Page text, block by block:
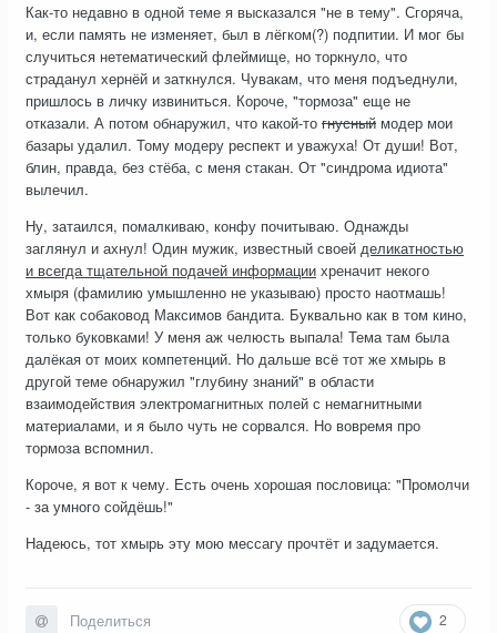
Как-то недавно в одной теме я высказался "не в тему". Сгоряча,
и, если память не изменяет, был в лёгком(?) подпитии. И мог бы
случиться нетематический флеймище, но торкнуло, что
страданул хернёй и заткнулся. Чувакам, что меня подъеднули,
пришлось в личку извиниться. Короче, "тормоза" еще не
отказали. А потом обнаружил, что какой-то гнусный модер мои
базары удалил. Тому модеру респект и уважуха! От души! Вот,
блин, правда, без стёба, с меня стакан. От "синдрома идиота"
вылечил.
Ну, затаился, помалкиваю, конфу почитываю. Однажды
заглянул и ахнул! Один мужик, известный своей деликатностью
и всегда тщательной подачей информации хреначит некого
хмыря (фамилию умышленно не указываю) просто наотмашь!
Вот как собаковод Максимов бандита. Буквально как в том кино,
только буковками! У меня аж челюсть выпала! Тема там была
далёкая от моих компетенций. Но дальше всё тот же хмырь в
другой теме обнаружил "глубину знаний" в области
взаимодействия электромагнитных полей с немагнитными
материалами, и я было чуть не сорвался. Но вовремя про
тормоза вспомнил.
Короче, я вот к чему. Есть очень хорошая пословица: "Промолчи
- за умного сойдёшь!"
Надеюсь, тот хмырь эту мою мессагу прочтёт и задумается.
2
Поделиться